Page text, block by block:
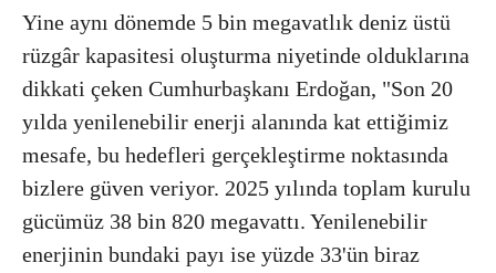
Yine aynı dönemde 5 bin megavatlık deniz üstü
rüzgâr kapasitesi oluşturma niyetinde olduklarına
dikkati çeken Cumhurbaşkanı Erdoğan, "Son 20
yılda yenilenebilir enerji alanında kat ettiğimiz
mesafe, bu hedefleri gerçekleştirme noktasında
bizlere güven veriyor. 2025 yılında toplam kurulu
gücümüz 38 bin 820 megavattı. Yenilenebilir
enerjinin bundaki payı ise yüzde 33'ün biraz